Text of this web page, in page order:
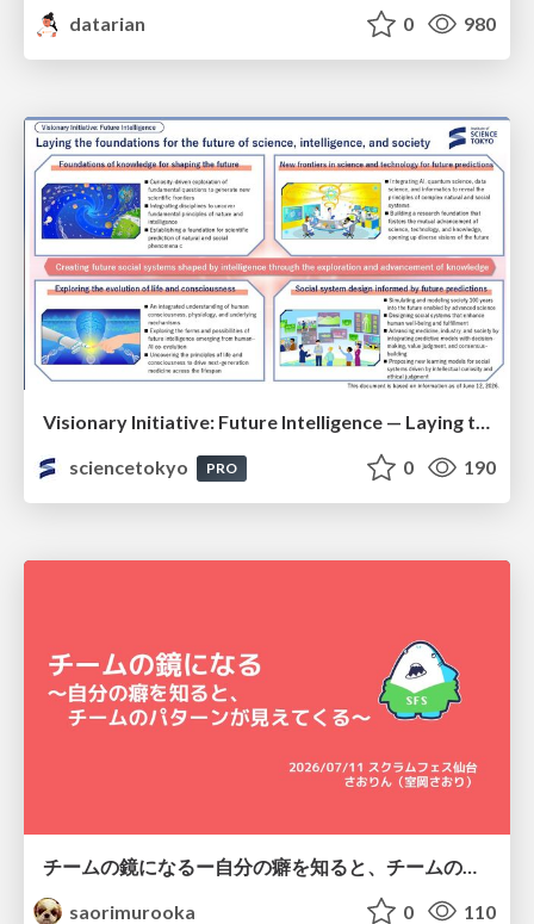
datarian
0 980
Visionary Initiative: Future Intelligence — Laying the foundations for the future of science, intelligence, and society | Science Tokyo
sciencetokyo
PRO 0 190
saorimurooka
0 110